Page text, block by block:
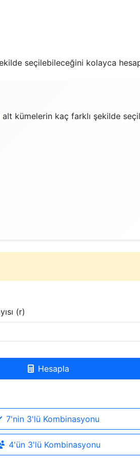
seçilebileceğini kolayca
alt kümelerin kaç farklı şekilde
(r)
Hesapla
7'nin 3'lü Kombinasyonu
4'ün 3'lü Kombinasyonu